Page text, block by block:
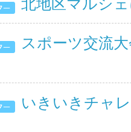
北地区マルシ
スポーツ交流
いきいきチャ